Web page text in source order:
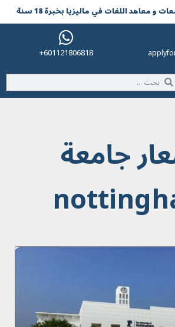
و معاهد اللغات في مالیزیا بخبرة 18 سنة
601121806818+
جامعة